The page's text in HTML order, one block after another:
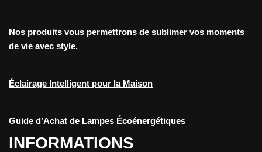
Nos produits vous permettrons de sublimer vos moments
de vie avec style.
Éclairage Intelligent pour la Maison
Guide d’Achat de Lampes Écoénergétiques
INFORMATIONS